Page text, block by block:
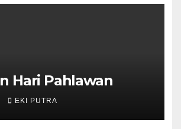
Hari Pahlawan
EKI PUTRA